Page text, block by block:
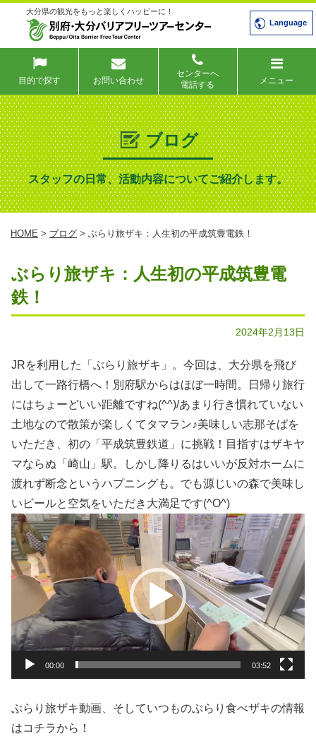
大分県の観光をもっと楽しくハッピーに！
Language
目的で探す お問い合わせ
センターへ
電話する
メニュー
ブログ
スタッフの日常、活動内容についてご紹介します。
HOME > ブログ > ぶらり旅ザキ：人生初の平成筑豊電鉄！
ぶらり旅ザキ：人生初の平成筑豊電
鉄！
2024年2月13日
JRを利用した「ぶらり旅ザキ」。今回は、大分県を飛び
出して一路行橋へ！別府駅からはほぼ一時間。日帰り旅行
にはちょーどいい距離ですね(^^)/あまり行き慣れていない
土地なので散策が楽しくてタマラン♪美味しい志那そばを
いただき、初の「平成筑豊鉄道」に挑戦！目指すはザキヤ
マならぬ「崎山」駅。しかし降りるはいいが反対ホームに
渡れず断念というハプニングも。でも源じいの森で美味し
いビールと空気をいただき大満足です(^O^)
動
画
プ
レ
ヤ
ー
00:00 03:52
ぶらり旅ザキ動画、そしていつものぶらり食べザキの情報
はコチラから！